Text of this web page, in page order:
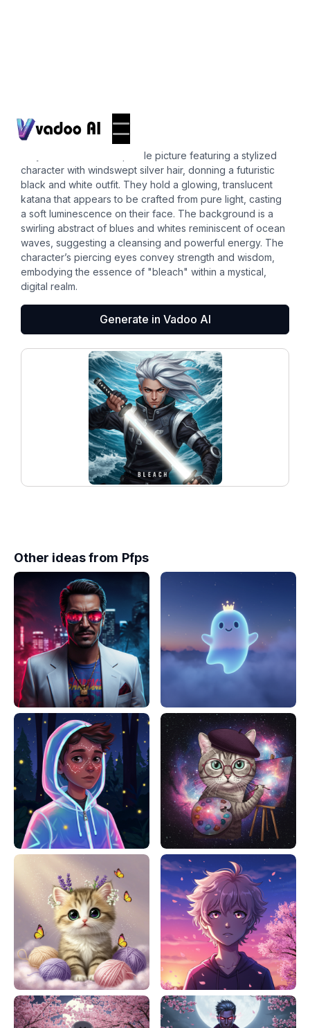
bleach pfp
A dynamic and artistic profile picture featuring a stylized
character with windswept silver hair, donning a futuristic
black and white outfit. They hold a glowing, translucent
katana that appears to be crafted from pure light, casting
a soft luminescence on their face. The background is a
swirling abstract of blues and whites reminiscent of ocean
waves, suggesting a cleansing and powerful energy. The
character’s piercing eyes convey strength and wisdom,
embodying the essence of "bleach" within a mystical,
digital realm.
Generate in Vadoo AI
Other ideas from Pfps